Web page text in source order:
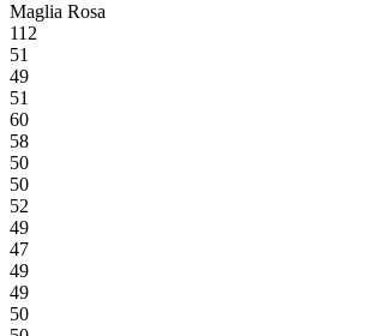
Maglia Rosa
112
51
49
51
60
58
50
50
52
49
47
49
49
50